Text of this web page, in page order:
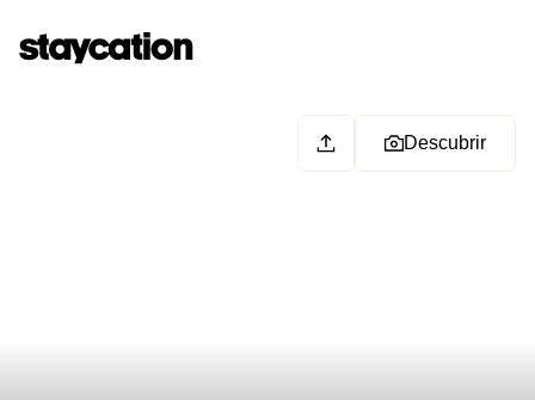
Descubrir